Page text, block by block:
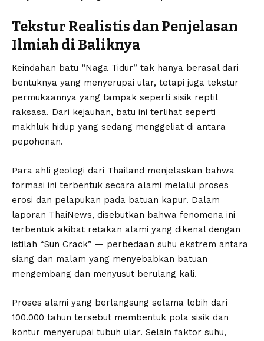
Tekstur Realistis dan Penjelasan
Ilmiah di Baliknya
Keindahan batu “Naga Tidur” tak hanya berasal dari
bentuknya yang menyerupai ular, tetapi juga tekstur
permukaannya yang tampak seperti sisik reptil
raksasa. Dari kejauhan, batu ini terlihat seperti
makhluk hidup yang sedang menggeliat di antara
pepohonan.
Para ahli geologi dari Thailand menjelaskan bahwa
formasi ini terbentuk secara alami melalui proses
erosi dan pelapukan pada batuan kapur. Dalam
laporan ThaiNews, disebutkan bahwa fenomena ini
terbentuk akibat retakan alami yang dikenal dengan
istilah “Sun Crack” — perbedaan suhu ekstrem antara
siang dan malam yang menyebabkan batuan
mengembang dan menyusut berulang kali.
Proses alami yang berlangsung selama lebih dari
100.000 tahun tersebut membentuk pola sisik dan
kontur menyerupai tubuh ular. Selain faktor suhu,